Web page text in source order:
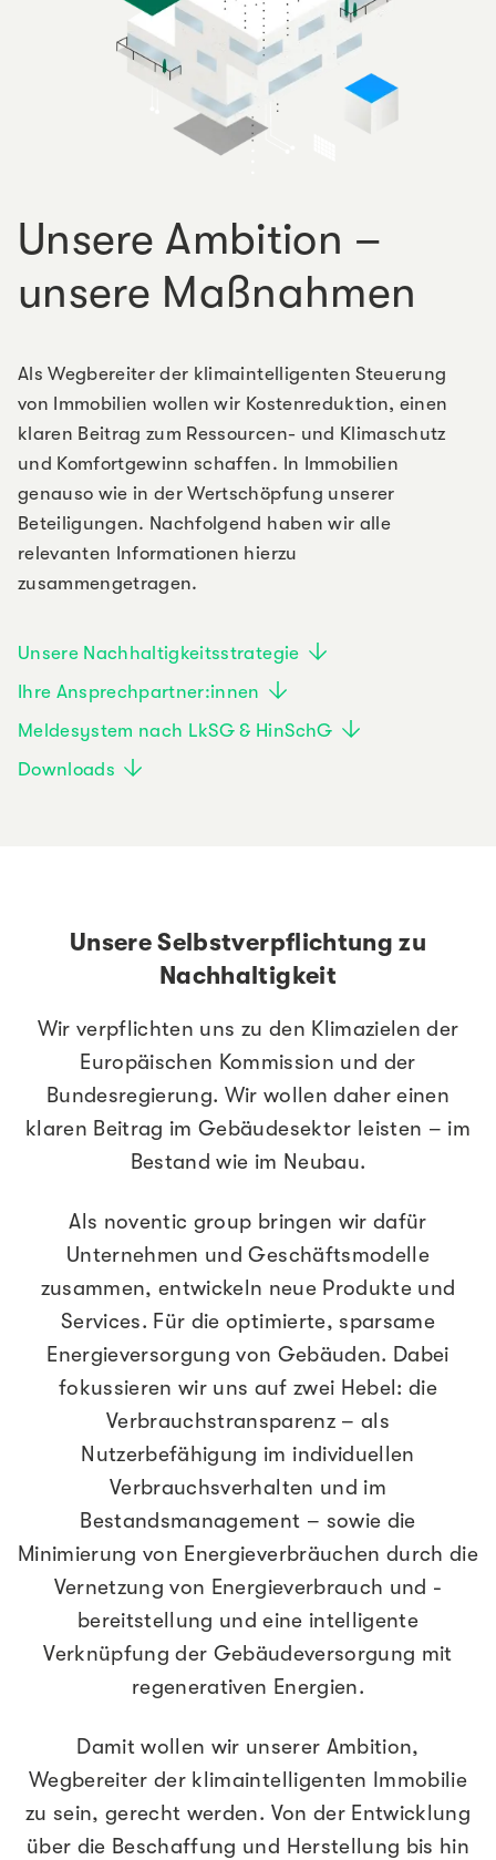
Unsere Ambition –
unsere Maßnahmen
Als Wegbereiter der klimaintelligenten Steuerung
von Immobilien wollen wir Kostenreduktion, einen
klaren Beitrag zum Ressourcen- und Klimaschutz
und Komfortgewinn schaffen. In Immobilien
genauso wie in der Wertschöpfung unserer
Beteiligungen. Nachfolgend haben wir alle
relevanten Informationen hierzu
zusammengetragen.
Gehe zu
Unsere Nachhaltigkeitsstrategie
Ihre Ansprechpartner:innen
Meldesystem nach LkSG & HinSchG
Downloads
Unsere Selbstverpflichtung zu
Nachhaltigkeit
Wir verpflichten uns zu den Klimazielen der
Europäischen Kommission und der
Bundesregierung. Wir wollen daher einen
klaren Beitrag im Gebäudesektor leisten – im
Bestand wie im Neubau.
Als noventic group bringen wir dafür
Unternehmen und Geschäftsmodelle
zusammen, entwickeln neue Produkte und
Services. Für die optimierte, sparsame
Energieversorgung von Gebäuden. Dabei
fokussieren wir uns auf zwei Hebel: die
Verbrauchstransparenz – als
Nutzerbefähigung im individuellen
Verbrauchsverhalten und im
Bestandsmanagement – sowie die
Minimierung von Energieverbräuchen durch die
Vernetzung von Energieverbrauch und -
bereitstellung und eine intelligente
Verknüpfung der Gebäudeversorgung mit
regenerativen Energien.
Damit wollen wir unserer Ambition,
Wegbereiter der klimaintelligenten Immobilie
zu sein, gerecht werden. Von der Entwicklung
über die Beschaffung und Herstellung bis hin